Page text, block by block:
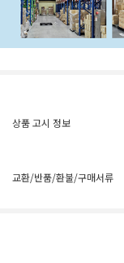
상품 고시 정보
교환/반품/환불/구매서류